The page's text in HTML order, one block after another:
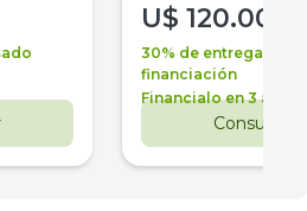
U$ 120.000
30% de entrega +
financiación
Financialo en 3 años
Consultar